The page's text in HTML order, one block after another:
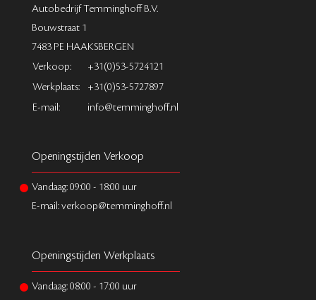
Autobedrijf Temminghoff B.V.
Bouwstraat 1
7483 PE HAAKSBERGEN
Verkoop:
+31(0)53-5724121
Werkplaats:
+31(0)53-5727897
E-mail:
info@temminghoff.nl
Openingstijden Verkoop
Vandaag:09:00 - 18:00 uur
E-mail: verkoop@temminghoff.nl
Openingstijden Werkplaats
Vandaag:08:00 - 17:00 uur